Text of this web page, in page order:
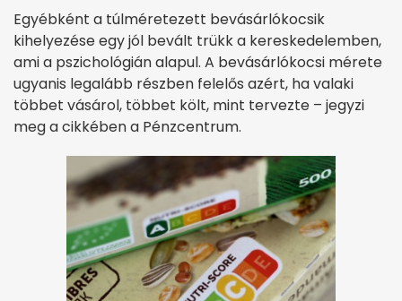
Egyébként a túlméretezett bevásárlókocsik
kihelyezése egy jól bevált trükk a kereskedelemben,
ami a pszichológián alapul. A bevásárlókocsi mérete
ugyanis legalább részben felelős azért, ha valaki
többet vásárol, többet költ, mint tervezte – jegyzi
meg a cikkében a Pénzcentrum.